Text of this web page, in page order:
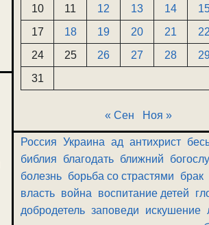
10
11 12 13 14
17
18 19 20 21 22
24
25 26 27 28
31
« Сен Ноя »
Россия Украина ад антихрист
библия
благодать ближний
болезнь борьба со страстями брак
власть война воспитание детей
добродетель заповеди искушение